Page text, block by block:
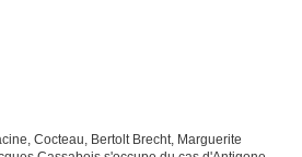
Cocteau, Bertolt Brecht, Marguerite